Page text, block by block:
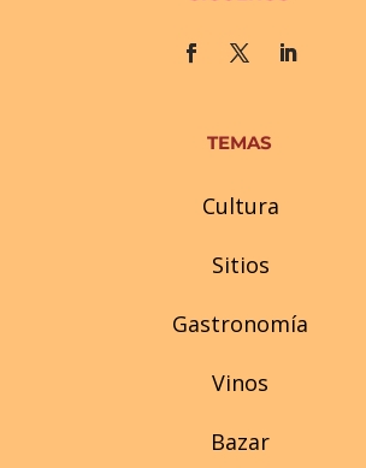
TEMAS
Cultura
Sitios
Gastronomía
Vinos
Bazar